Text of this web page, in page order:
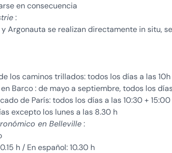
en consecuencia
:
Argonauta se realizan directamente in situ,
los caminos trillados: todos los días a las 10h
Barco : de mayo a septiembre, todos los
de París: todos los días a las 10:30 +
excepto los lunes a las 8.30 h
en Belleville:
h / En español: 10.30 h